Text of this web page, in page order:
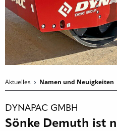
Aktuelles Namen und Neuigkeiten
DYNAPAC GMBH
Sönke Demuth ist